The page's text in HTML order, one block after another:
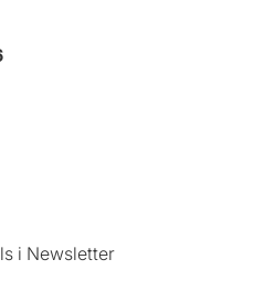
i Newsletter